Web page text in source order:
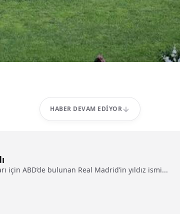
HABER DEVAM EDIYOR
için ABD’de bulunan Real Madrid’in yıldız ismi...